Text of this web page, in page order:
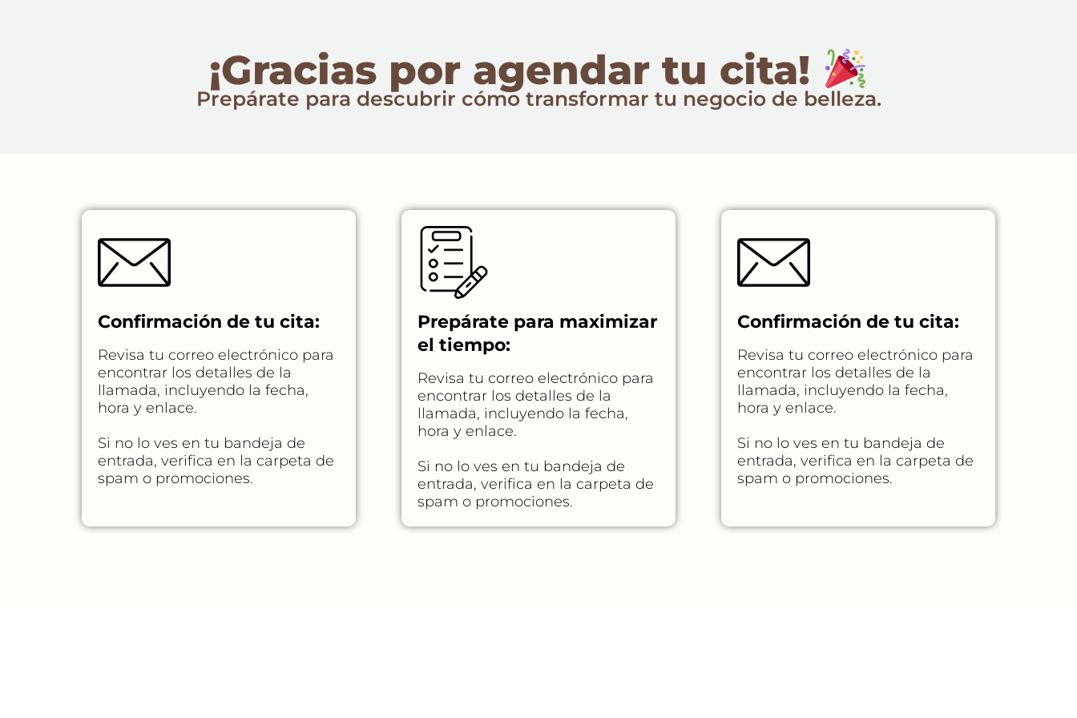
¡Gracias por agendar tu cita!
Prepárate para descubrir cómo transformar tu negocio de belleza.
Confirmación de tu cita:
Revisa tu correo electrónico para
encontrar los detalles de la
llamada, incluyendo la fecha,
hora y enlace.
Si no lo ves en tu bandeja de
entrada, verifica en la carpeta de
spam o promociones.
Prepárate para maximizar
el tiempo:
Revisa tu correo electrónico para
encontrar los detalles de la
llamada, incluyendo la fecha,
hora y enlace.
Si no lo ves en tu bandeja de
entrada, verifica en la carpeta de
spam o promociones.
Confirmación de tu cita:
Revisa tu correo electrónico para
encontrar los detalles de la
llamada, incluyendo la fecha,
hora y enlace.
Si no lo ves en tu bandeja de
entrada, verifica en la carpeta de
spam o promociones.